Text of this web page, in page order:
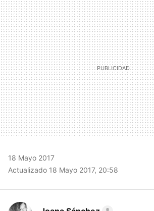
MAIL
18 Mayo 2017
Actualizado 18 Mayo 2017, 20:58